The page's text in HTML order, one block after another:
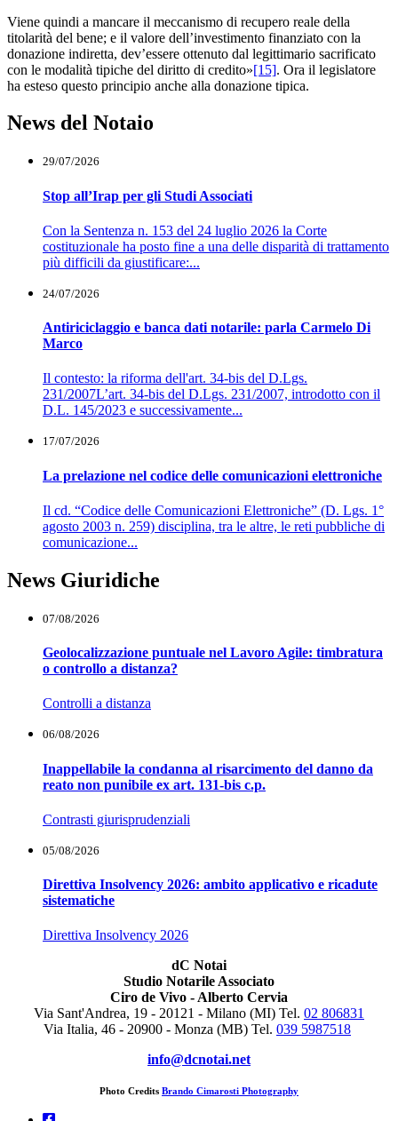
Viene quindi a mancare il meccanismo di recupero reale della
titolarità del bene; e il valore dell’investimento finanziato con la
donazione indiretta, dev’essere ottenuto dal legittimario sacrificato
con le modalità tipiche del diritto di credito»[15]. Ora il legislatore
ha esteso questo principio anche alla donazione tipica.
News del Notaio
29/07/2026
Stop all’Irap per gli Studi Associati
Con la Sentenza n. 153 del 24 luglio 2026 la Corte
costituzionale ha posto fine a una delle disparità di trattamento
più difficili da giustificare:...
24/07/2026
Antiriciclaggio e banca dati notarile: parla Carmelo Di
Marco
Il contesto: la riforma dell'art. 34-bis del D.Lgs.
231/2007L’art. 34-bis del D.Lgs. 231/2007, introdotto con il
D.L. 145/2023 e successivamente...
17/07/2026
La prelazione nel codice delle comunicazioni elettroniche
Il cd. “Codice delle Comunicazioni Elettroniche” (D. Lgs. 1°
agosto 2003 n. 259) disciplina, tra le altre, le reti pubbliche di
comunicazione...
News Giuridiche
07/08/2026
Geolocalizzazione puntuale nel Lavoro Agile: timbratura
o controllo a distanza?
Controlli a distanza
06/08/2026
Inappellabile la condanna al risarcimento del danno da
reato non punibile ex art. 131-bis c.p.
Contrasti giurisprudenziali
05/08/2026
Direttiva Insolvency 2026: ambito applicativo e ricadute
sistematiche
Direttiva Insolvency 2026
dC Notai
Studio Notarile Associato
Ciro de Vivo - Alberto Cervia
Via Sant'Andrea, 19 - 20121 - Milano (MI) Tel. 02 806831
Via Italia, 46 - 20900 - Monza (MB) Tel. 039 5987518
info@dcnotai.net
Photo Credits Brando Cimarosti Photography